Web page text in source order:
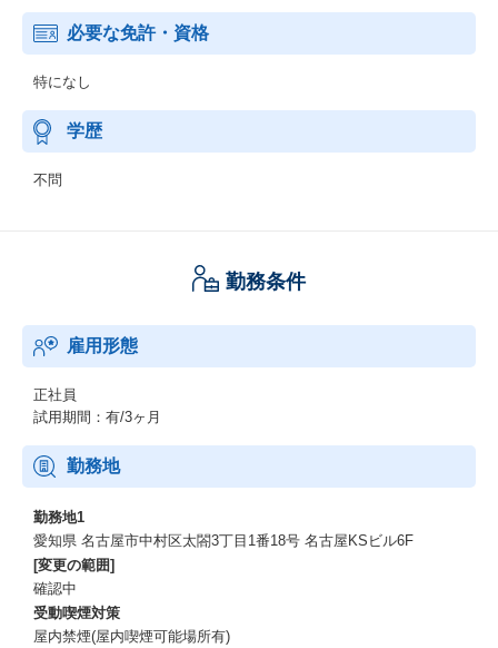
必要な免許・資格
特になし
学歴
不問
勤務条件
雇用形態
正社員
試用期間：有/3ヶ月
勤務地
勤務地1
愛知県 名古屋市中村区太閤3丁目1番18号 名古屋KSビル6F
[変更の範囲]
確認中
受動喫煙対策
屋内禁煙(屋内喫煙可能場所有)